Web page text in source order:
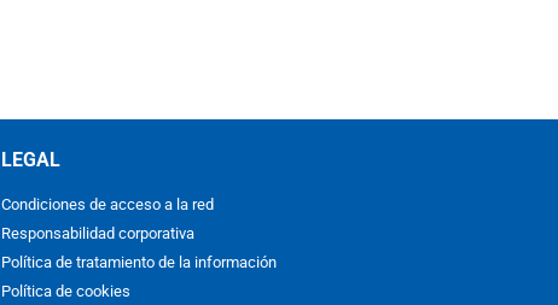
LEGAL
Condiciones de acceso a la red
Responsabilidad corporativa
Política de tratamiento de la información
Política de cookies